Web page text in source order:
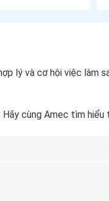
lý và cơ hội việc làm
Hãy cùng Amec tìm